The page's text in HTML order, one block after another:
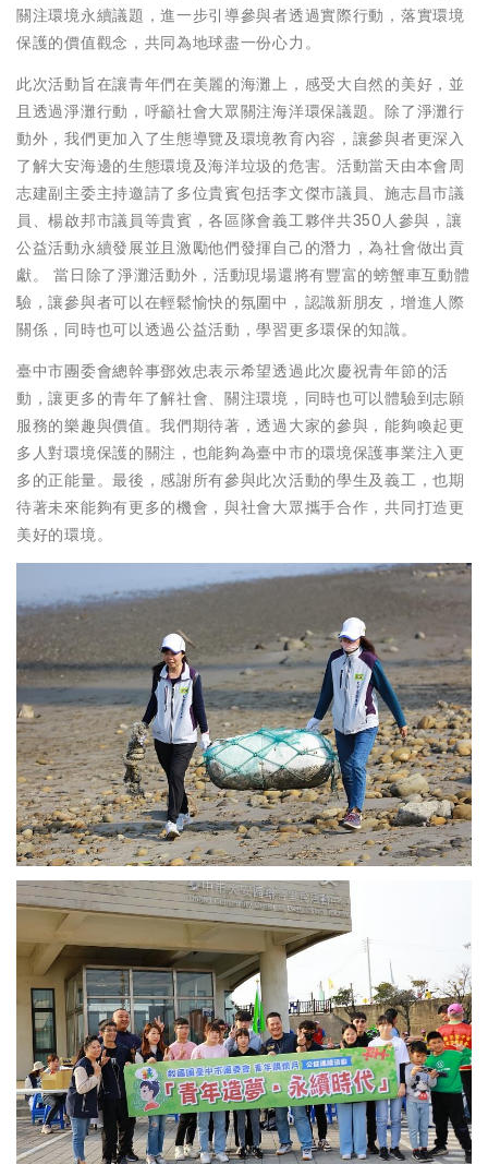
關注環境永續議題，進一步引導參與者透過實際行動，落實環境
保護的價值觀念，共同為地球盡一份心力。
此次活動旨在讓青年們在美麗的海灘上，感受大自然的美好，並
且透過淨灘行動，呼籲社會大眾關注海洋環保議題。除了淨灘行
動外，我們更加入了生態導覽及環境教育內容，讓參與者更深入
了解大安海邊的生態環境及海洋垃圾的危害。活動當天由本會周
志建副主委主持邀請了多位貴賓包括李文傑市議員、施志昌市議
員、楊啟邦市議員等貴賓，各區隊會義工夥伴共350人參與，讓
公益活動永續發展並且激勵他們發揮自己的潛力，為社會做出貢
獻。 當日除了淨灘活動外，活動現場還將有豐富的螃蟹車互動體
驗，讓參與者可以在輕鬆愉快的氛圍中，認識新朋友，增進人際
關係，同時也可以透過公益活動，學習更多環保的知識。
臺中市團委會總幹事鄧效忠表示希望透過此次慶祝青年節的活
動，讓更多的青年了解社會、關注環境，同時也可以體驗到志願
服務的樂趣與價值。我們期待著，透過大家的參與，能夠喚起更
多人對環境保護的關注，也能夠為臺中市的環境保護事業注入更
多的正能量。最後，感謝所有參與此次活動的學生及義工，也期
待著未來能夠有更多的機會，與社會大眾攜手合作，共同打造更
美好的環境。